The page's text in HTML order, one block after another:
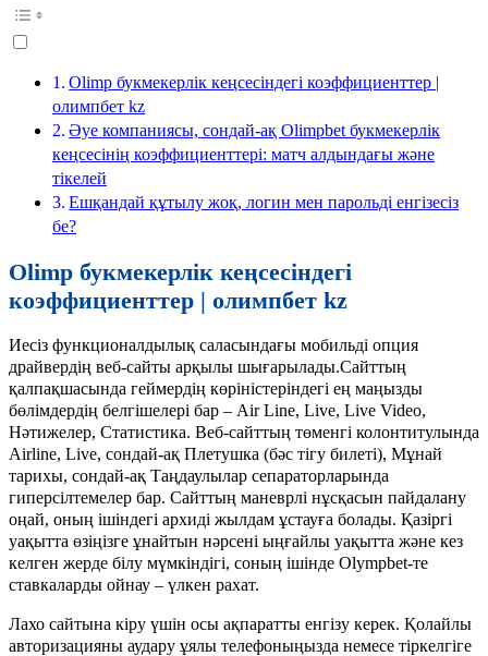
Olimp букмекерлік кеңсесіндегі коэффициенттер |
олимпбет kz
Әуе компаниясы, сондай-ақ Olimpbet букмекерлік
кеңсесінің коэффициенттері: матч алдындағы және
тікелей
Ешқандай құтылу жоқ, логин мен парольді енгізесіз
бе?
Olimp букмекерлік кеңсесіндегі
коэффициенттер | олимпбет kz
Иесіз функционалдылық саласындағы мобильді опция
драйвердің веб-сайты арқылы шығарылады.Сайттың
қалпақшасында геймердің көріністеріндегі ең маңызды
бөлімдердің белгішелері бар – Air Line, Live, Live Video,
Нәтижелер, Статистика. Веб-сайттың төменгі колонтитулында
Airline, Live, сондай-ақ Плетушка (бәс тігу билеті), Мұнай
тарихы, сондай-ақ Таңдаулылар сепараторларында
гиперсілтемелер бар. Сайттың маневрлі нұсқасын пайдалану
оңай, оның ішіндегі архиді жылдам ұстауға болады. Қазіргі
уақытта өзіңізге ұнайтын нәрсені ыңғайлы уақытта және кез
келген жерде білу мүмкіндігі, соның ішінде Olympbet-те
ставкаларды ойнау – үлкен рахат.
Лахо сайтына кіру үшін осы ақпаратты енгізу керек. Қолайлы
авторизацияны аудару ұялы телефоныңызда немесе тіркелгіге